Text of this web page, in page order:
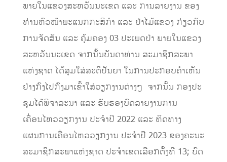
ພາຍໃນແຂວງສະຫວັນນະເຂດ ແລະ ການລາຍງານ ຂອງ
ທ່ານຫົວໜ້າພະແນກກະສິກໍາ ແລະ ປ່າໄມ້ແຂວງ ກ່ຽວກັບ
ການຈັດສັນ ແລະ ຄຸ້ມຄອງ 03 ປະເພດປ່າ ພາຍໃນແຂວງ
ສະຫວັນນະເຂດ ຈາກນັ້ນບັນດາທ່ານ ສະມາຊິກສະພາ
ແຫ່ງຊາດ ໄດ້ສຸມໃສ່ສະຕິປັນຍາ ໃນການປະກອບຄໍາເຫັນ
ຢ່າງກົງໄປກົງມາເຂົ້າໃສ່ວຽກງານຕ່າງໆ ຈາກນັ້ນ ກອງປະ
ຊຸມໄດ້ພິຈາລະນາ ແລະ ຮັບຮອງບົດລາຍງານການ
ເຄື່ອນໄຫວວຽກງານ ປະຈໍາປີ 2022 ແລະ ທິດທາງ
ແຜນການເຄື່ອນໄຫວວຽກງານ ປະຈໍາປີ 2023 ຂອງຄະນະ
ສະມາຊິກສະພາແຫ່ງຊາດ ປະຈໍາເຂດເລືອກຕັ້ງທີ 13; ບົດ